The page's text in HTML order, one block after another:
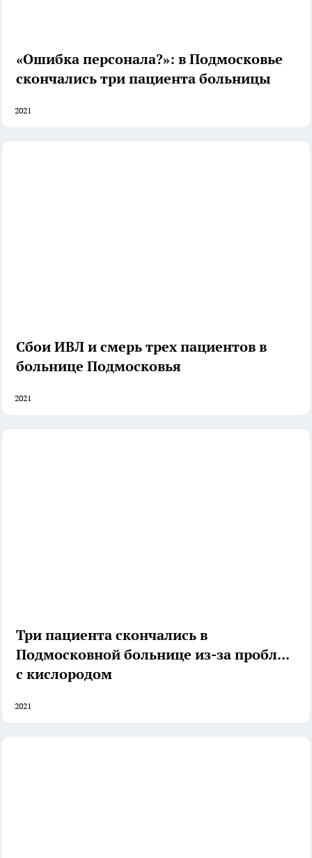
«Ошибка персонала?»: в Подмосковье
скончались три пациента больницы
2021
Сбои ИВЛ и смерь трех пациентов в
больнице Подмосковья
2021
Три пациента скончались в
Подмосковной больнице из-за проблем
с кислородом
2021